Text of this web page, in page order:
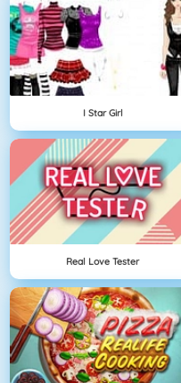
I Star Girl
Real Love Tester